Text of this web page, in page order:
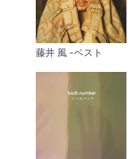
藤井 風 -ベスト